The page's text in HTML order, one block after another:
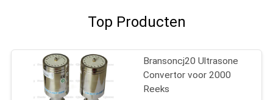
Top Producten
Bransoncj20 Ultrasone
Convertor voor 2000
Reeks